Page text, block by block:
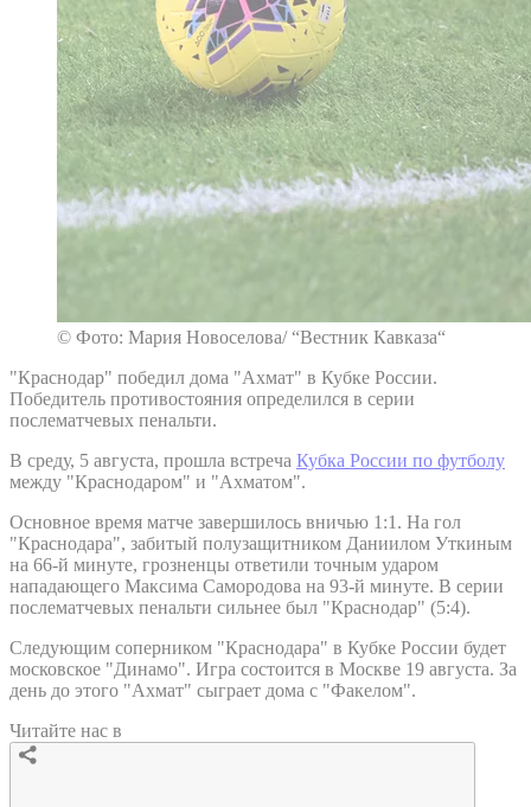
© Фото: Мария Новоселова/ “Вестник Кавказа“
"Краснодар" победил дома "Ахмат" в Кубке России.
Победитель противостояния определился в серии
послематчевых пенальти.
В среду, 5 августа, прошла встреча Кубка России по футболу
между "Краснодаром" и "Ахматом".
Основное время матче завершилось вничью 1:1. На гол
"Краснодара", забитый полузащитником Даниилом Уткиным
на 66-й минуте, грозненцы ответили точным ударом
нападающего Максима Самородова на 93-й минуте. В серии
послематчевых пенальти сильнее был "Краснодар" (5:4).
Следующим соперником "Краснодара" в Кубке России будет
московское "Динамо". Игра состоится в Москве 19 августа. За
день до этого "Ахмат" сыграет дома с "Факелом".
Читайте нас в